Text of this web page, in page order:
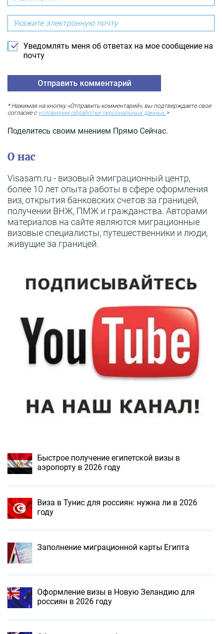
Уведомлять меня об ответах на мое сообщение на
почту
* Нажимая на кнопку «Отправить комментарий», вы подтверждаете свое
согласие с условиями обработки персональных данных.>
Поделитесь своим мнением Прямо Сейчас.
О нас
Visasam.ru - визовый эмиграционный центр,
более 10 лет опыта работы в сфере оформления
виз, открытия банковских счетов за границей,
получении ВНЖ, ПМЖ и гражданства. Авторами
материалов на сайте являются миграционные
визовые специалисты, путешественники и люди,
живущие за границей.
Быстрое получение египетской визы в
аэропорту в 2026 году
Виза в Тунис для россиян: нужна ли в 2026
году
Заполнение миграционной карты Египта
Оформление визы в Новую Зеландию для
россиян в 2026 году